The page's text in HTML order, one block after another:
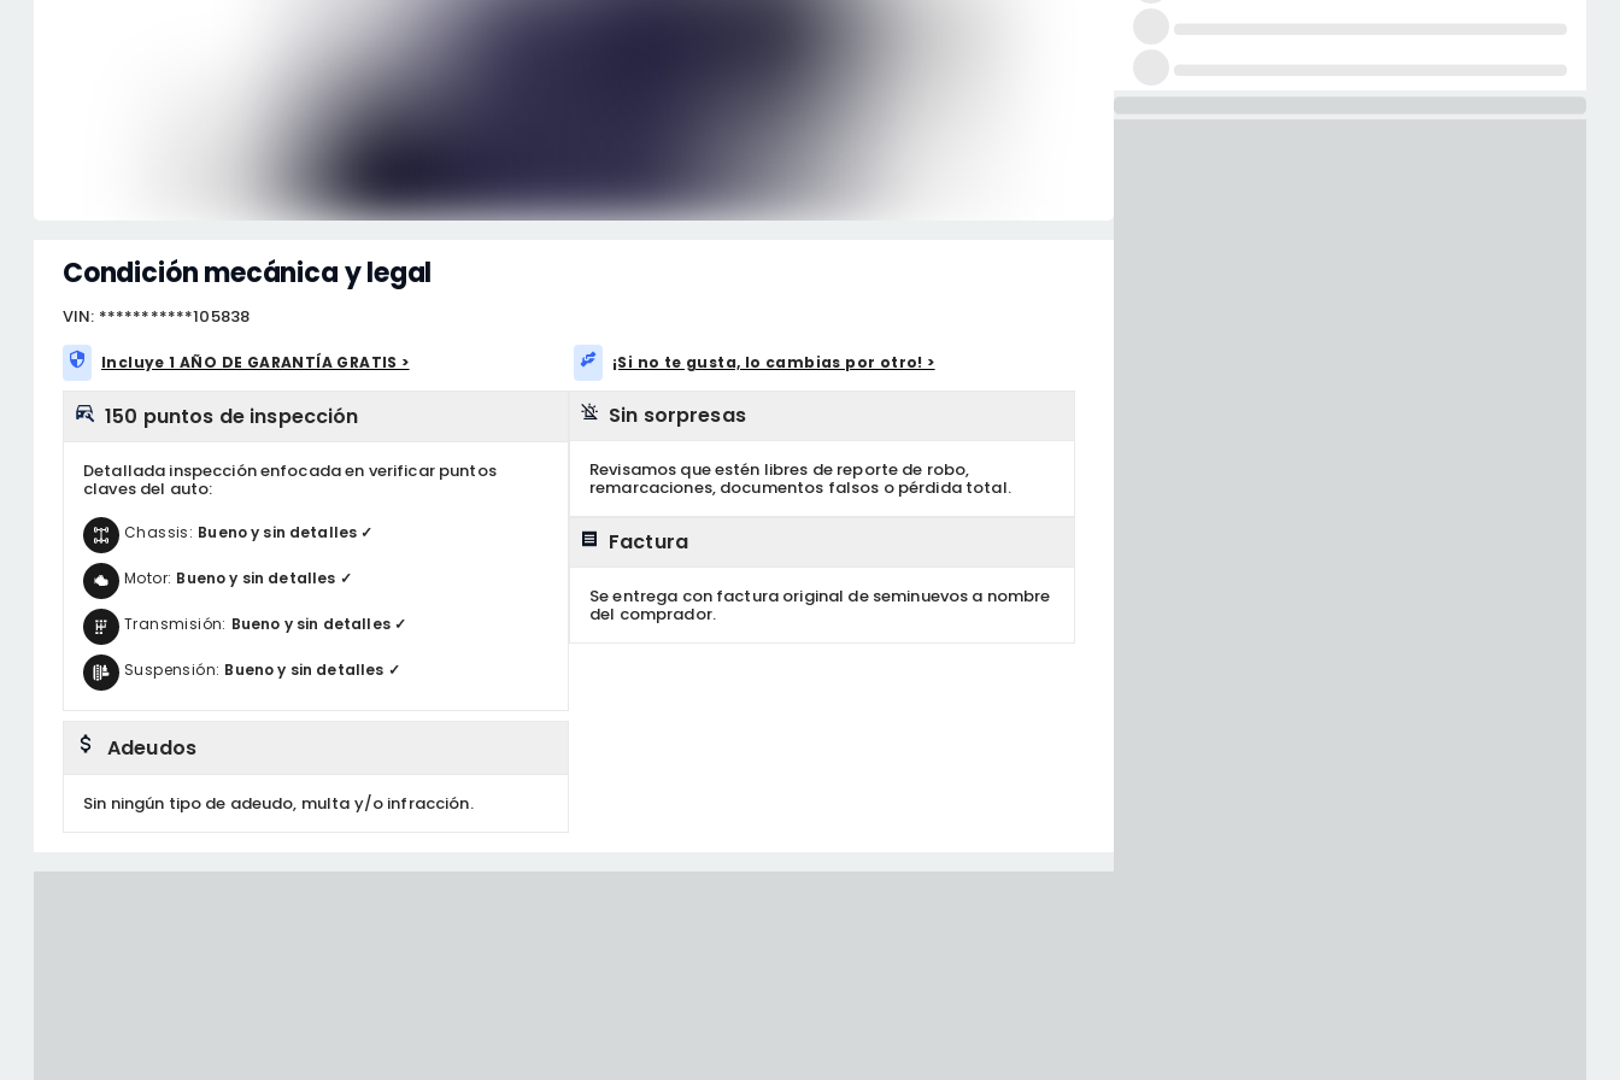
Condición mecánica y legal
VIN: ***********105838
Incluye 1 AÑO DE GARANTÍA GRATIS > ¡Si no te gusta, lo cambias por otro! >
150 puntos de inspección
Detallada inspección enfocada en verificar puntos
claves del auto:
Chassis: Bueno y sin detalles ✓
Motor: Bueno y sin detalles ✓
Transmisión: Bueno y sin detalles ✓
Suspensión: Bueno y sin detalles ✓
Adeudos
Sin ningún tipo de adeudo, multa y/o infracción.
Sin sorpresas
Revisamos que estén libres de reporte de robo,
remarcaciones, documentos falsos o pérdida total.
Factura
Se entrega con factura original de seminuevos a nombre
del comprador.